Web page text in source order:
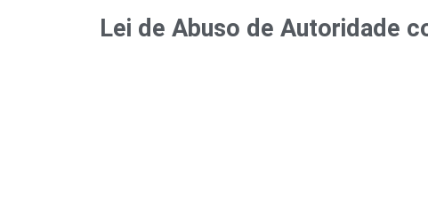
Lei de Abuso de Autoridade